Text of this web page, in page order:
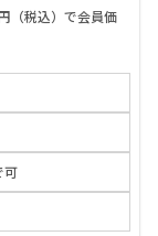
（税込）で会員価
可